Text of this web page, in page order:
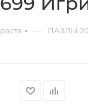
— ПАЗЛЫ